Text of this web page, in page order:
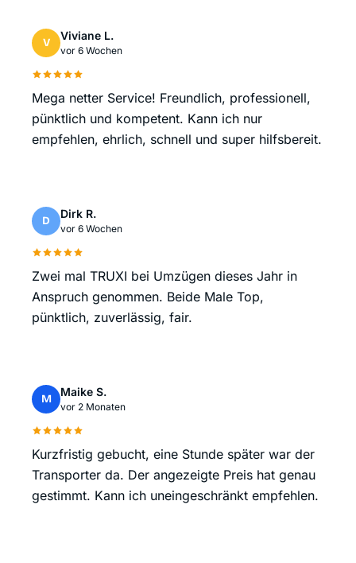
V
Viviane L.
vor 6 Wochen
Mega netter Service! Freundlich, professionell,
pünktlich und kompetent. Kann ich nur
empfehlen, ehrlich, schnell und super hilfsbereit.
D
Dirk R.
vor 6 Wochen
Zwei mal TRUXI bei Umzügen dieses Jahr in
Anspruch genommen. Beide Male Top,
pünktlich, zuverlässig, fair.
M
Maike S.
vor 2 Monaten
Kurzfristig gebucht, eine Stunde später war der
Transporter da. Der angezeigte Preis hat genau
gestimmt. Kann ich uneingeschränkt empfehlen.